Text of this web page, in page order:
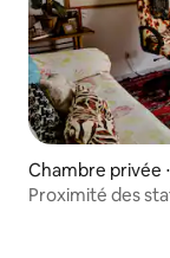
Chambre privée
Proximité des